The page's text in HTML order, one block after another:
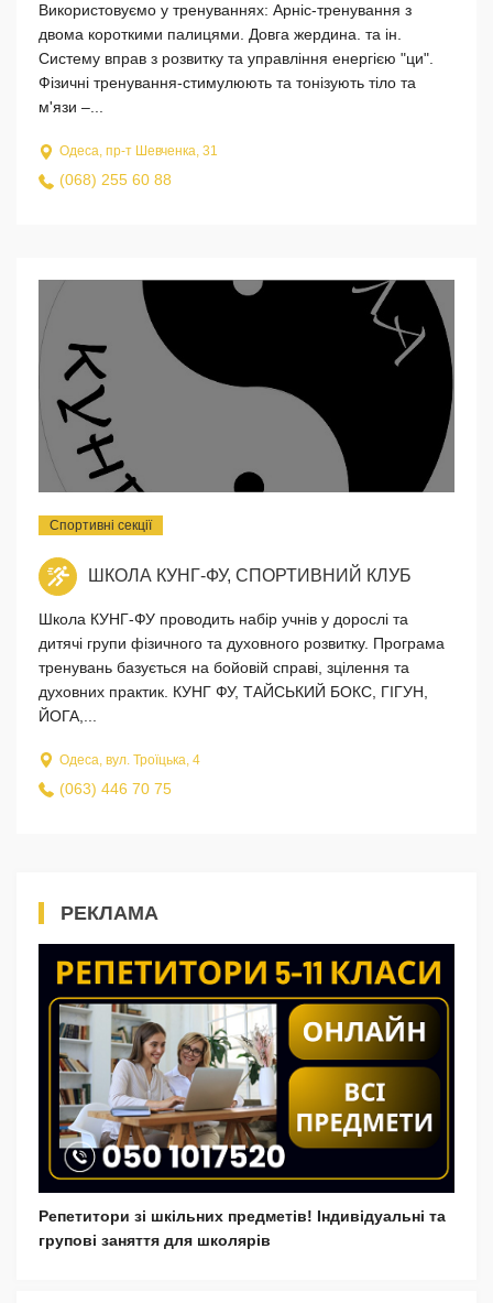
Використовуємо у тренуваннях: Арніс-тренування з
двома короткими палицями. Довга жердина. та ін.
Систему вправ з розвитку та управління енергією "ци".
Фізичні тренування-стимулюють та тонізують тіло та
м'язи –...
Одеса, пр-т Шевченка, 31
(068) 255 60 88
Спортивні секції
ШКОЛА КУНГ-ФУ, СПОРТИВНИЙ КЛУБ
Школа КУНГ-ФУ проводить набір учнів у дорослі та
дитячі групи фізичного та духовного розвитку. Програма
тренувань базується на бойовій справі, зцілення та
духовних практик. КУНГ ФУ, ТАЙСЬКИЙ БОКС, ГІГУН,
ЙОГА,...
Одеса, вул. Троїцька, 4
(063) 446 70 75
РЕКЛАМА
Репетитори зі шкільних предметів! Індивідуальні та
групові заняття для школярів